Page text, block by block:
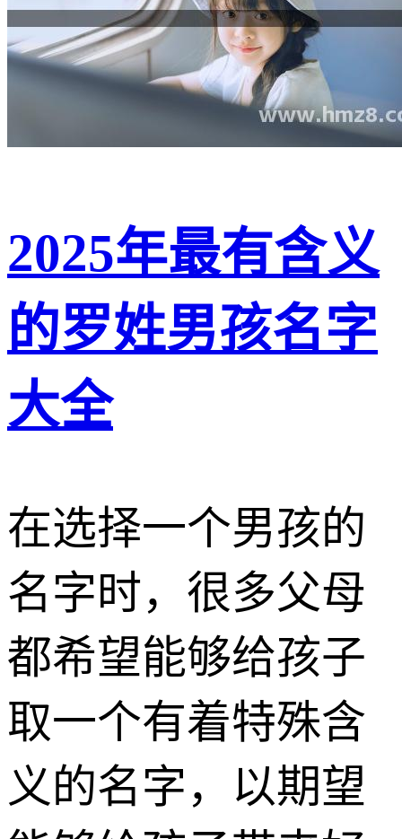
2025年最有含义
的罗姓男孩名字
大全
在选择一个男孩的
名字时，很多父母
都希望能够给孩子
取一个有着特殊含
义的名字，以期望